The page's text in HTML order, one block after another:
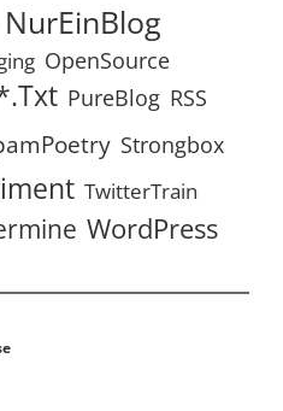
NurEinBlog
OpenSource
PureBlog RSS
Strongbox
TwitterTrain
WordPress